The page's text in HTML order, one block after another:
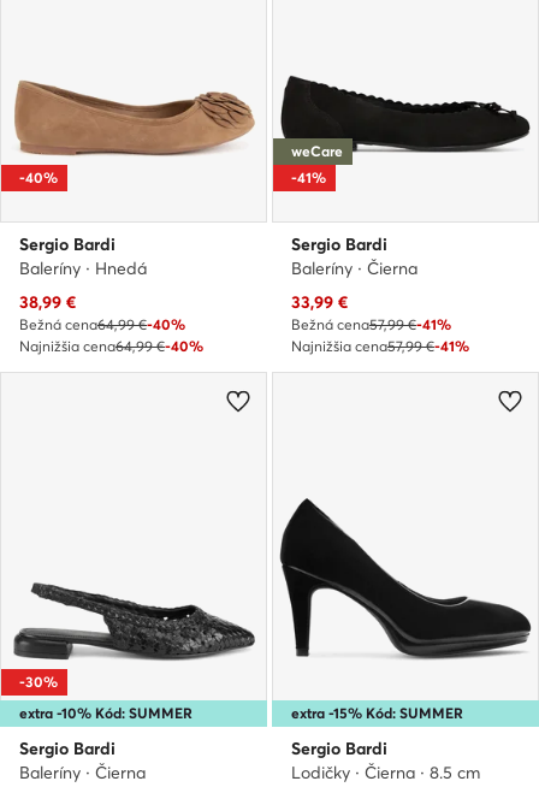
-40%
Sergio Bardi
Baleríny · Hnedá
Aktuálna cena
38,99 €
Bežná cena64,99 €-40%
Najnižšia cena64,99 €-40%
weCare
-41%
Sergio Bardi
Baleríny · Čierna
Aktuálna cena
33,99 €
Bežná cena57,99 €-41%
Najnižšia cena57,99 €-41%
extra -10% Kód: SUMMER
-30%
Sergio Bardi
Baleríny · Čierna
extra -15% Kód: SUMMER
Sergio Bardi
Lodičky · Čierna · 8.5 cm